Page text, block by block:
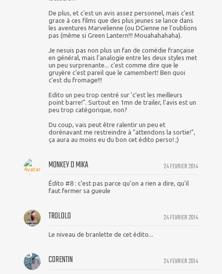
De plus, et c'est un avis assez personnel, mais c'est
grace à ces films que des plus jeunes se lance dans
les aventures Marvelienne (ou DCienne ne l'oublions
pas (même si Green Lantern!!! Mouahahahaha).
Je nesuis pas non plus un fan de comédie française
en général, mais l'analogie entre les deux styles met
un peu surprenante... c'est comme dire que le
gruyère c'est pareil que le camembert! Ben quoi
c'est du fromage!!!
Edito un peu trop centré sur 'c'est les meilleurs
point barre!". Surtout en 1mn de trailer, l'avis est un
peu trop catégorique, non?
Du coup, vais peut être ralentir un peu et
dorénavant me restreindre à "attendons la sortie!",
ça aura au moins eu du bon cet édito perso! ;)
24 FEVRIER 2014
MONKEY D MIKA
Édito #8 : c'est pas parce qu'on a rien a dire, qu'il
faut fermer sa gueule
24 FEVRIER 2014
TROLOLO
Le niveau de branlette de cet édito...
24 FEVRIER 2014
CORENTIN